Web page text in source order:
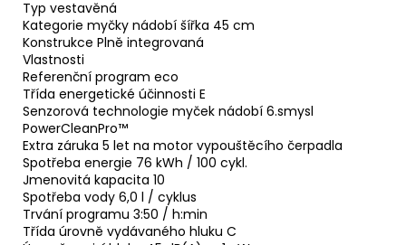
Typ vestavěná
Kategorie myčky nádobí šířka 45 cm
Konstrukce Plně integrovaná
Vlastnosti
Referenční program eco
Třída energetické účinnosti E
Senzorová technologie myček nádobí 6.smysl
PowerCleanPro™
Extra záruka 5 let na motor vypouštěcího čerpadla
Spotřeba energie 76 kWh / 100 cykl.
Jmenovitá kapacita 10
Spotřeba vody 6,0 l / cyklus
Trvání programu 3:50 / h:min
Třída úrovně vydávaného hluku C